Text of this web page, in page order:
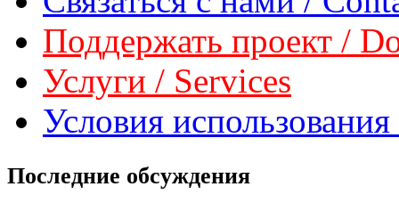
Поддержать проект /
Услуги / Services
Условия
Последние обсуждения